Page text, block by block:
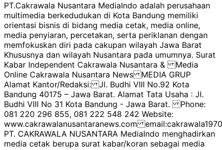
PT.Cakrawala Nusantara MediaIndo adalah perusahaan
multimedia berkedudukan di Kota Bandung memiliki
orientasi bisnis di bidang media cetak, media online,
media penyiaran, percetakan, serta periklanan dengan
memfokuskan diri pada cakupan wilayah Jawa Barat
Khususnya dan wilayah Nusantara pada umumnya. Surat
Kabar Independent Cakrawala Nusantara & Media
Online Cakrawala Nusantara News MEDIA GRUP
Alamat Kantor/Redaksi: Jl. Budhi VIII No.92 Kota
Bandung 40175 – Jawa Barat. Alamat Tata Usaha : Jl.
Budhi VIII No 31 Kota Bandung - Jawa Barat. Phone:
081 220 296 855, 081 222 548 242 Website:
www.cakrawalanusantaranews.com
PT. CAKRAWALA NUSANTARA MediaIndo menghadirkan
media cetak berupa surat kabar/koran sebagai media